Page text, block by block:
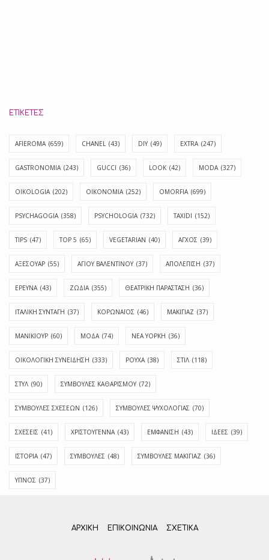
ΕΤΙΚΈΤΕΣ
AFIEROMA (659) CHANEL (43) DIY (49) EXTRA (247)
GASTRONOMIA (243) GUCCI (36) LOOK (42) MODA (327)
OIKOLOGIA (202) OIKONOMIA (252) OMORFIA (699)
PSYCHAGOGIA (358) PSYCHOLOGIA (732) TAXIDI (152)
TIPS (47) TOP 5 (65) VEGETARIAN (40) ΑΓΧΟΣ (39)
ΑΞΕΣΟΥΑΡ (55) ΑΓΊΟΥ ΒΑΛΕΝΤΊΝΟΥ (37) ΑΠΟΛΈΠΙΣΗ (37)
ΕΡΕΥΝΑ (43) ΖΩΔΙΑ (355) ΘΕΑΤΡΙΚΗ ΠΑΡΑΣΤΑΣΗ (36)
ΙΤΑΛΙΚΗ ΣΥΝΤΑΓΗ (37) ΚΟΡΩΝΑΪΟΣ (46) ΜΑΚΙΓΙΑΖ (37)
ΜΑΝΙΚΙΟΥΡ (60) ΜΟΔΑ (74) ΝΕΑ ΥΟΡΚΗ (36)
ΟΙΚΟΛΟΓΙΚΗ ΣΥΝΕΙΔΗΣΗ (333) ΡΟΥΧΑ (38) ΣΤΙΛ (118)
ΣΤΥΛ (90) ΣΥΜΒΟΥΛΕΣ ΚΑΘΑΡΙΣΜΟΥ (72)
ΣΥΜΒΟΥΛΕΣ ΣΧΕΣΕΩΝ (126) ΣΥΜΒΟΥΛΕΣ ΨΥΧΟΛΟΓΙΑΣ (70)
ΣΧΕΣΕΙΣ (41) ΧΡΙΣΤΟΥΓΕΝΝΑ (43) ΕΜΦΆΝΙΣΗ (43) ΙΔΈΕΣ (39)
ΙΣΤΟΡΊΑ (47) ΣΥΜΒΟΥΛΈΣ (48) ΣΥΜΒΟΥΛΈΣ ΜΑΚΙΓΙΆΖ (36)
ΎΠΝΟΣ (37)
ΑΡΧΙΚΗ ΕΠΙΚΟΙΝΩΝΊΑ ΣΧΕΤΙΚΆ